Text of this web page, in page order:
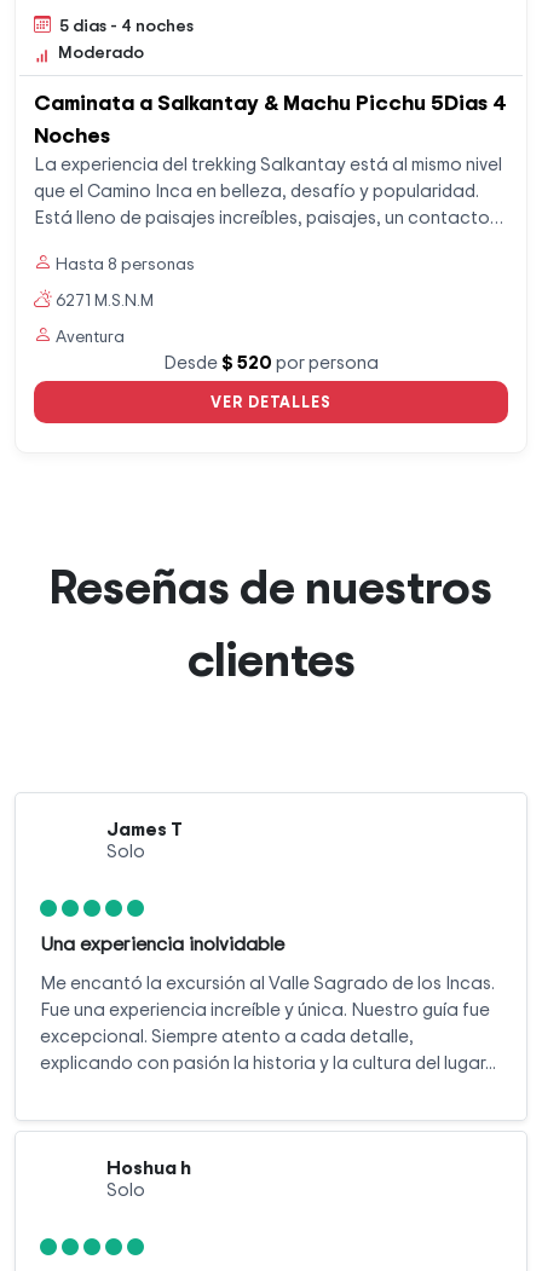
5 dias - 4 noches
Moderado
Caminata a Salkantay & Machu Picchu 5Dias 4
Noches
La experiencia del trekking Salkantay está al mismo nivel
que el Camino Inca en belleza, desafío y popularidad.
Está lleno de paisajes increíbles, paisajes, un contacto
excursionistas de todos los niveles.
Hasta 8 personas
6271 M.S.N.M
Aventura
Desde$ 520por persona
VER DETALLES
Reseñas de nuestros
clientes
James T
Solo
Una experiencia inolvidable
Me encantó la excursión al Valle Sagrado de los Incas.
Fue una experiencia increíble y única. Nuestro guía fue
excepcional. Siempre atento a cada detalle,
explicando con pasión la historia y la cultura del lugar...
Hoshua h
Solo